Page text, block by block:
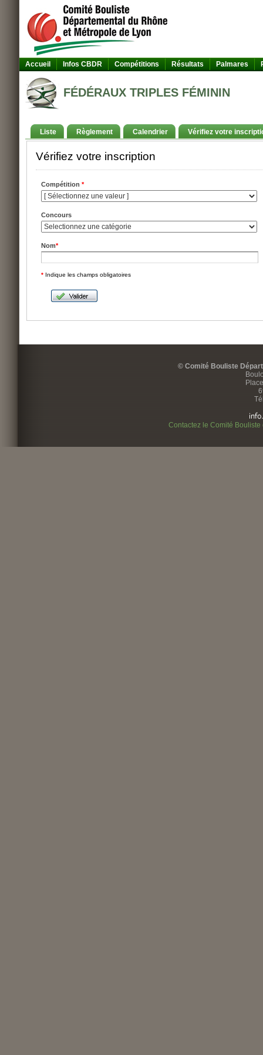
Accueil Infos CBDR Compétitions Résultats Palmares
FÉDÉRAUX TRIPLES FÉMININ
Liste Règlement Calendrier Vérifiez votre
Vérifiez votre inscription
Compétition *
Concours
Nom*
* Indique les champs obligatoires
© Comité Bouliste
Contactez le Comité